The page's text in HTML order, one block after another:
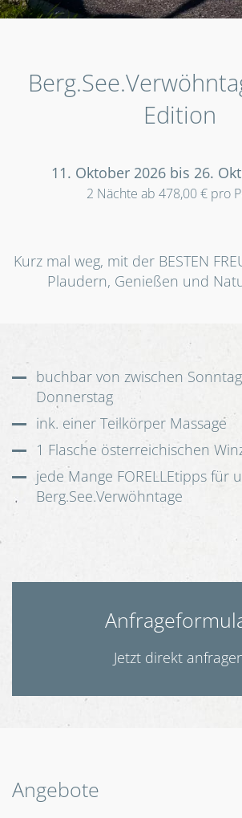
Edition
11. Oktober 2026 bis 26.
2 Nächte ab 478,00 € pro
Kurz mal weg, mit der BESTEN
Plaudern, Genießen und
buchbar von zwischen
Donnerstag
ink. einer Teilkörper Massage
1 Flasche österreichischen
jede Mange FORELLEtipps für
Berg.See.Verwöhntage
Jetzt direkt
Angebote